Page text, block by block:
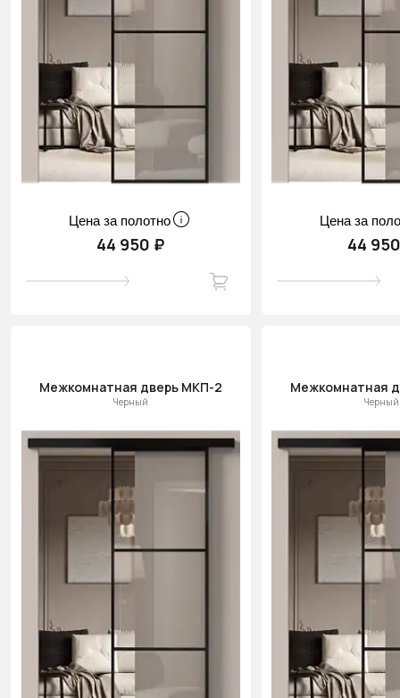
Цена за полотно
44 950 ₽
Цена за
44
Межкомнатная дверь МКП-2
Черный
Межкомнатная
Черный